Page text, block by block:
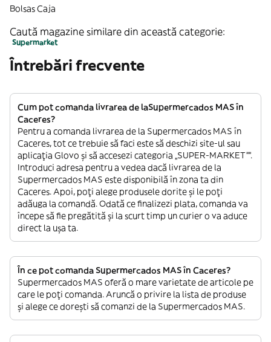
Bolsas Caja
Caută magazine similare din această categorie:
Supermarket
Întrebări frecvente
Cum pot comanda livrarea de laSupermercados MAS în
Caceres?
Pentru a comanda livrarea de la Supermercados MAS în
Caceres, tot ce trebuie să faci este să deschizi site-ul sau
aplicația Glovo și să accesezi categoria „SUPER-MARKET””.
Introduci adresa pentru a vedea dacă livrarea de la
Supermercados MAS este disponibilă în zona ta din
Caceres. Apoi, poți alege produsele dorite și le poți
adăuga la comandă. Odată ce finalizezi plata, comanda va
începe să fie pregătită și la scurt timp un curier o va aduce
direct la ușa ta.
În ce pot comanda Supermercados MAS în Caceres?
Supermercados MAS oferă o mare varietate de articole pe
care le poți comanda. Aruncă o privire la lista de produse
și alege ce dorești să comanzi de la Supermercados MAS.